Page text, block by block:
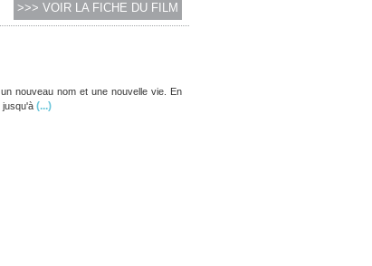
>>> VOIR LA FICHE DU FILM
nouveau nom et une nouvelle vie. En
jusqu'à(...)